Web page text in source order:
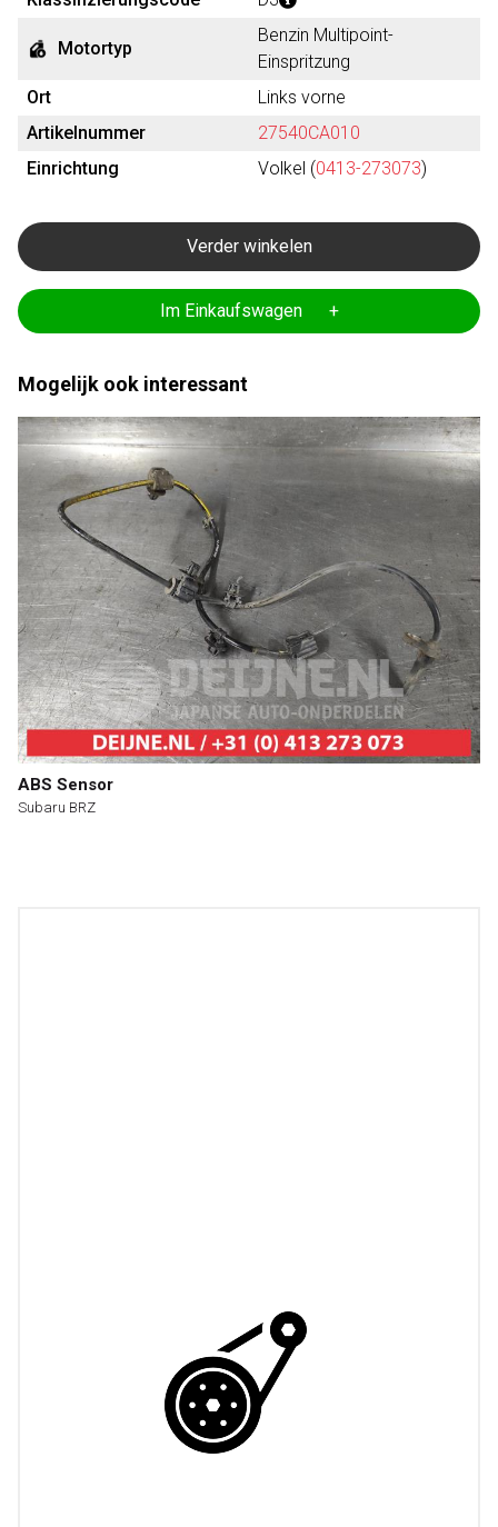
Motortyp
Benzin Multipoint-
Einspritzung
Ort
Links vorne
Artikelnummer
27540CA010
Einrichtung
Volkel (0413-273073)
Verder winkelen
Im Einkaufswagen +
Mogelijk ook interessant
ABS Sensor
Subaru BRZ